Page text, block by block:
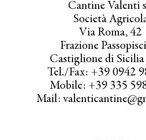
Cantine Valenti
Società
Via Roma, 42
Frazione
Castiglione di
Tel./Fax: +39 0942
Mobile: +39 335
Mail: